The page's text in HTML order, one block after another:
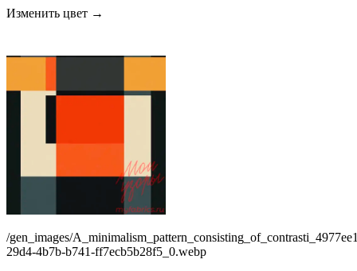
Изменить цвет →
/gen_images/
29d4-4b7b-b741-ff7ecb5b28f5_0.webp